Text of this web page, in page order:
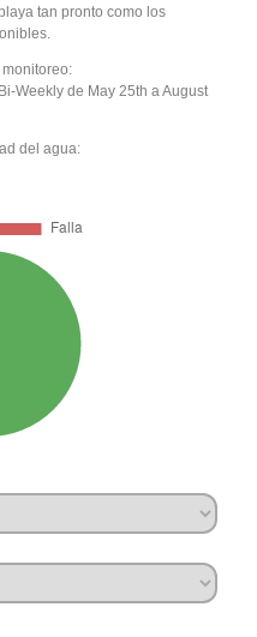
tan pronto como los
Weekly de May 25th a August
del agua: